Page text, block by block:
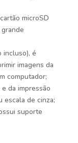
microSD
incluso), é
imagens da
computador;
da impressão
escala de cinza;
suporte